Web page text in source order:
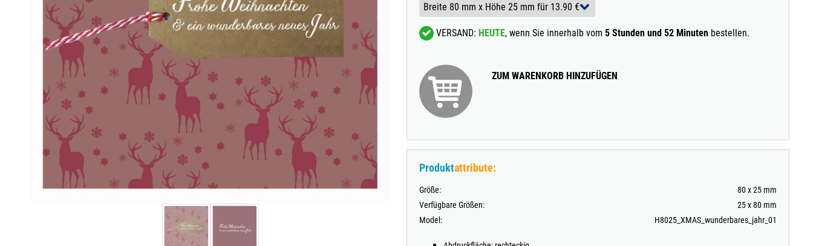
EINSÄTZE FÜR TRODAT PRÄGEZANGEN
DELRINPLATTEN FÜR PRÄGEZANGEN
TRODAT® VINTAGE
TRODAT® CREATIVE MINI STEMPEL + KISSEN SETVERSAND: HEUTE, wenn Sie innerhalb vom 5 Stunden und 52 Minuten bestellen.
ZUM WARENKORB HINZUFÜGEN
Produktattribute:
Größe:
80 x 25 mm
Verfügbare Größen:
25 x 80 mm
Model:
H8025_XMAS_wunderbares_jahr_01